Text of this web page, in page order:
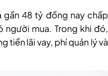
48 tỷ đồng nay chấp
người mua. Trong khi đó,
tiền lãi vay, phí quản lý và